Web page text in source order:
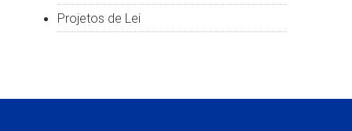
Projetos de Lei